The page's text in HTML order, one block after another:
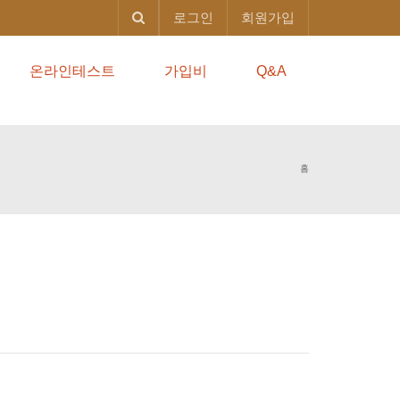
로그인 회원가입
온라인테스트 가입비 Q&A
홈